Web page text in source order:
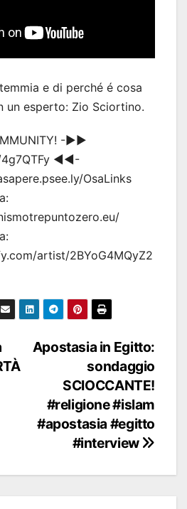
e di perché é cosa
un esperto: Zio Sciortino.
-▶▶
◀◀-
OsaLinks
artist/2BYoG4MQyZ2
Apostasia in Egitto:
sondaggio
SCIOCCANTE!
#religione #islam
#apostasia #egitto
#interview